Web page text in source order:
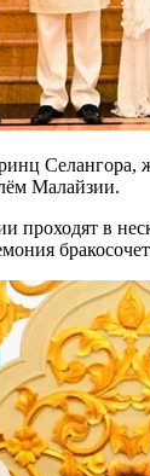
Селангора,
Малайзии.
проходят в